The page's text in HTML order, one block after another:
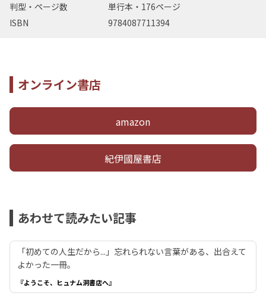
判型・ページ数
単行本・176ページ
ISBN
9784087711394
オンライン書店
amazon
紀伊國屋書店
あわせて読みたい記事
「初めての人生だから...」忘れられない言葉がある、出合えて
よかった一冊。
『ようこそ、ヒュナム洞書店へ』